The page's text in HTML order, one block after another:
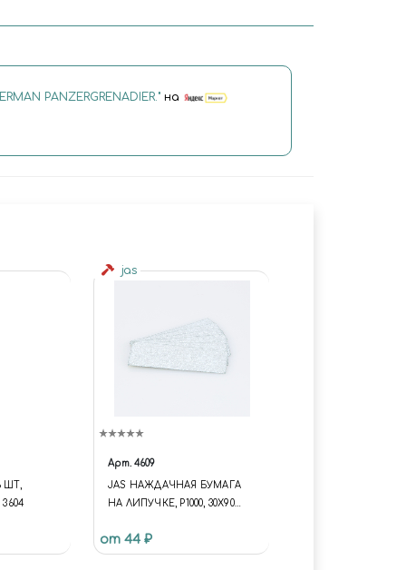
PANZERGRENADIER." на
jas
Арт. 4609
JAS НАЖДАЧНАЯ БУМАГА
НА ЛИПУЧКЕ, P1000, 30X90
от 44 ₽